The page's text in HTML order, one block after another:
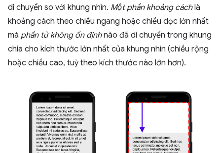
di chuyển so với khung nhìn. Một phần khoảng cáchlà
khoảng cách theo chiều ngang hoặc chiều dọc lớn nhất
mà phần tử không ổn địnhnào đã di chuyển trong khung
chia cho kích thước lớn nhất của khung nhìn (chiều rộng
hoặc chiều cao, tuỳ theo kích thước nào lớn hơn).